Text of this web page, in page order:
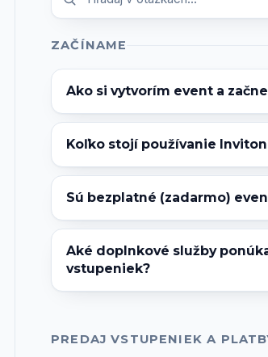
ZAČÍNAME
Ako si vytvorím event a
Koľko stojí používanie
Sú bezplatné (zadarmo)
Aké doplnkové služby
vstupeniek?
PREDAJ VSTUPENIEK A